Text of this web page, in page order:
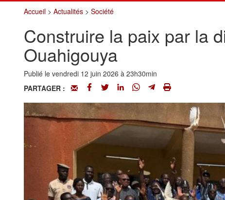
Accueil> Actualités> Société
Construire la paix par la
Ouahigouya
Publié le vendredi 12 juin 2026 à 23h30min
PARTAGER :